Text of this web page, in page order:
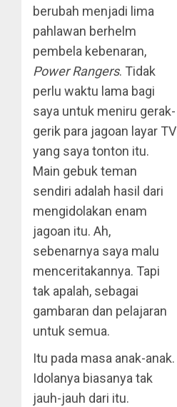
berubah menjadi lima
pahlawan berhelm
pembela kebenaran,
Power Rangers. Tidak
perlu waktu lama bagi
saya untuk meniru gerak-
gerik para jagoan layar TV
yang saya tonton itu.
Main gebuk teman
sendiri adalah hasil dari
mengidolakan enam
jagoan itu. Ah,
sebenarnya saya malu
menceritakannya. Tapi
tak apalah, sebagai
gambaran dan pelajaran
untuk semua.
Itu pada masa anak-anak.
Idolanya biasanya tak
jauh-jauh dari itu.